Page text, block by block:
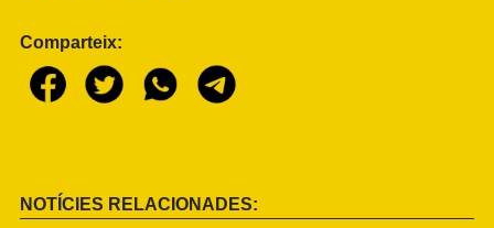
Comparteix:
NOTÍCIES RELACIONADES: